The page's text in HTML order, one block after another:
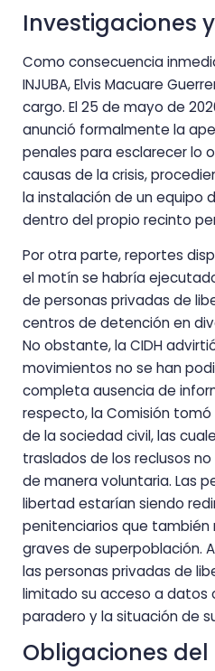
Investigaciones
Como consecuencia
INJUBA, Elvis Macuare
cargo. El 25 de mayo de
anunció formalmente la
penales para esclarecer lo
causas de la crisis,
la instalación de un equipo
dentro del propio recinto
Por otra parte, reportes
el motín se habría
de personas privadas de
centros de detención en
No obstante, la CIDH
movimientos no se han
completa ausencia de
respecto, la Comisión
de la sociedad civil, las
traslados de los reclusos
de manera voluntaria. Las
libertad estarían siendo
penitenciarios que también
graves de superpoblación.
las personas privadas de
limitado su acceso a datos
paradero y la situación de
Obligaciones del